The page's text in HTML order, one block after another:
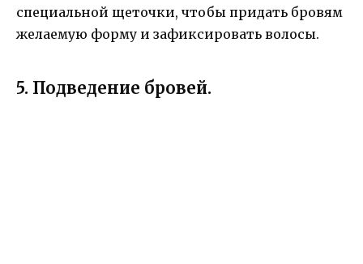
специальной щеточки, чтобы придать бровям
желаемую форму и зафиксировать волосы.
5. Подведение бровей.